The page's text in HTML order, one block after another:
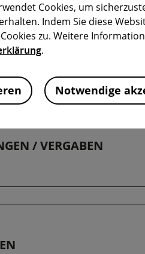
Cookies, um
Indem Sie diese
zu. Weitere
.
Notwendige
bayern.de
/ VERGABEN